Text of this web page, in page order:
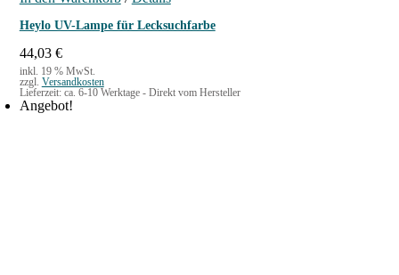
Heylo UV-Lampe für Lecksuchfarbe
44,03 €
inkl. 19 % MwSt.
zzgl. Versandkosten
Lieferzeit: ca. 6-10 Werktage - Direkt vom Hersteller
Angebot!